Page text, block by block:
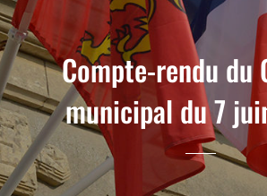
Compte-rendu du
municipal du 7